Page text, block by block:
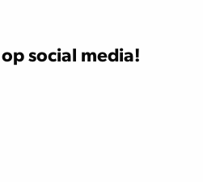
social media!